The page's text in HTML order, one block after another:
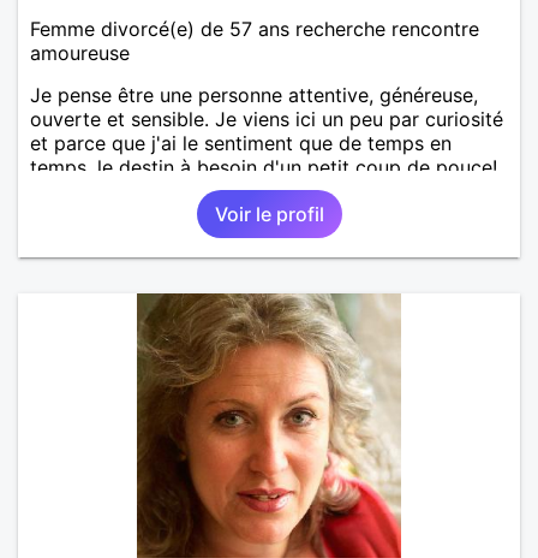
Femme divorcé(e) de 57 ans recherche rencontre
amoureuse
Je pense être une personne attentive, généreuse,
ouverte et sensible. Je viens ici un peu par curiosité
et parce que j'ai le sentiment que de temps en
temps, le destin à besoin d'un petit coup de pouce!
Voir le profil